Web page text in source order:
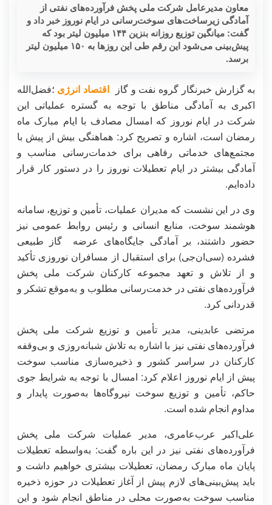
معاون مدیرعامل شرکت ملی پخش فرآورده‌های نفتی از
آمادگی زیرساخت‌های سوخت‌رسانی در ایام نوروز خبر داد و
گفت: میانگین توزیع روزانه بنزین ۱۴۴ میلیون لیتر بود که
پیش‌بینی می‌شود این رقم طی این روزها به ۱۵۰ میلیون لیتر
برسد.
به گزارش خبرنگار گروه نفت و گاز اقتصاد انرژی ؛فضل‌الله
اکبری به آمادگی مناطق با توجه به گستره عملیاتی این
شرکت در ایام نوروز که امسال مصادف با ایام مبارک ماه
رمضان است، اشاره و تصریح کرد: هماهنگی بیش از پیش با
مجتمع‌های خدماتی رفاهی برای خدمات‌رسانی مناسب و
آمادگی بیشتر در ایام تعطیلات نوروز را در دستور کار قرار
داده‌ایم.
وی در این نشست که مدیران عملیات، تأمین و توزیع، سامانه
هوشمند سوخت، منابع انسانی و رئیس روابط عمومی نیز
حضور داشتند، بر آمادگی جایگاه‌های عرضه گاز طبیعی
فشرده (سی‌ان‌جی) برای استقبال از مسافران نوروزی تأکید
و از تلاش و تعهد مجموعه کارکنان شرکت ملی پخش
فرآورده‌های نفتی در خدمت‌رسانی مطلوب و به‌موقع تشکر و
قدردانی کرد.
مرتضی عابدینی، مدیر تأمین و توزیع شرکت ملی پخش
فرآورده‌های نفتی نیز با اشاره به تلاش شبانه‌روزی و بی‌وقفه
کارکنان در سراسر کشور و ذخیره‌سازی مناسب سوخت
پیش از ایام نوروز اعلام کرد: امسال با توجه به شرایط جوی
حاکم، تأمین و توزیع سوخت نیروگاه‌ها به‌صورت پایدار و
مداوم انجام شده است.
علی‌اکبر عرب‌عامری، مدیر عملیات شرکت ملی پخش
فرآورده‌های نفتی نیز در این باره گفت: به‌واسطه تعطیلات
پایان ماه مبارک رمضان، تعطیلات بیشتری خواهیم داشت و
باید پیش‌بینی‌های لازم پیش از آغاز تعطیلات در حوزه ذخیره
مناسب سوخت به‌صورت محلی در مناطق انجام شود و این